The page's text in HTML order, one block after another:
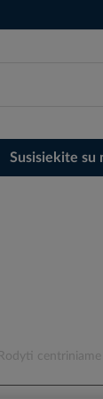
Susisiekite su
Rodyti centriniame